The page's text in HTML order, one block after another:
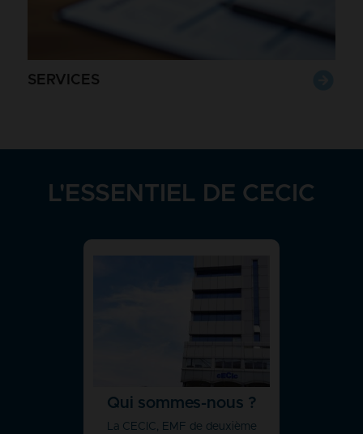
SERVICES
L'ESSENTIEL DE CECIC
Qui sommes-nous ?
La CECIC, EMF de deuxième